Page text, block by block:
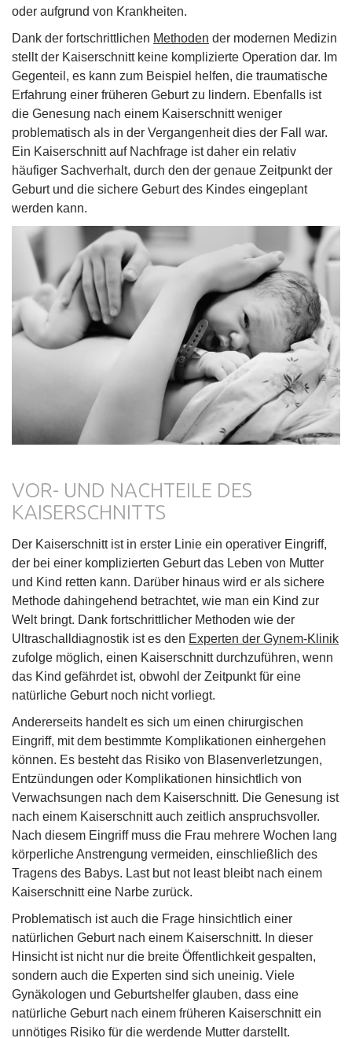
oder aufgrund von Krankheiten.
Dank der fortschrittlichen Methoden der modernen Medizin
stellt der Kaiserschnitt keine komplizierte Operation dar. Im
Gegenteil, es kann zum Beispiel helfen, die traumatische
Erfahrung einer früheren Geburt zu lindern. Ebenfalls ist
die Genesung nach einem Kaiserschnitt weniger
problematisch als in der Vergangenheit dies der Fall war.
Ein Kaiserschnitt auf Nachfrage ist daher ein relativ
häufiger Sachverhalt, durch den der genaue Zeitpunkt der
Geburt und die sichere Geburt des Kindes eingeplant
werden kann.
VOR- UND NACHTEILE DES
KAISERSCHNITTS
Der Kaiserschnitt ist in erster Linie ein operativer Eingriff,
der bei einer komplizierten Geburt das Leben von Mutter
und Kind retten kann. Darüber hinaus wird er als sichere
Methode dahingehend betrachtet, wie man ein Kind zur
Welt bringt. Dank fortschrittlicher Methoden wie der
Ultraschalldiagnostik ist es den Experten der Gynem-Klinik
zufolge möglich, einen Kaiserschnitt durchzuführen, wenn
das Kind gefährdet ist, obwohl der Zeitpunkt für eine
natürliche Geburt noch nicht vorliegt.
Andererseits handelt es sich um einen chirurgischen
Eingriff, mit dem bestimmte Komplikationen einhergehen
können. Es besteht das Risiko von Blasenverletzungen,
Entzündungen oder Komplikationen hinsichtlich von
Verwachsungen nach dem Kaiserschnitt. Die Genesung ist
nach einem Kaiserschnitt auch zeitlich anspruchsvoller.
Nach diesem Eingriff muss die Frau mehrere Wochen lang
körperliche Anstrengung vermeiden, einschließlich des
Tragens des Babys. Last but not least bleibt nach einem
Kaiserschnitt eine Narbe zurück.
Problematisch ist auch die Frage hinsichtlich einer
natürlichen Geburt nach einem Kaiserschnitt. In dieser
Hinsicht ist nicht nur die breite Öffentlichkeit gespalten,
sondern auch die Experten sind sich uneinig. Viele
Gynäkologen und Geburtshelfer glauben, dass eine
natürliche Geburt nach einem früheren Kaiserschnitt ein
unnötiges Risiko für die werdende Mutter darstellt.